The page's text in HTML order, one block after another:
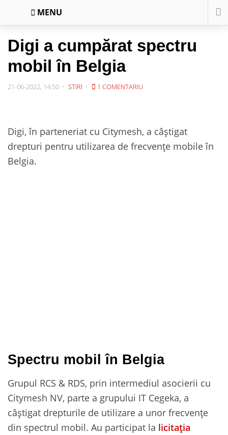
MENU
Digi a cumpărat spectru
mobil în Belgia
21-06-2022, 14:50 STIRI 1 COMENTARIU
Digi, în parteneriat cu Citymesh, a câștigat
drepturi pentru utilizarea de frecvențe mobile în
Belgia.
Spectru mobil în Belgia
Grupul RCS & RDS, prin intermediul asocierii cu
Citymesh NV, parte a grupului IT Cegeka, a
câștigat drepturile de utilizare a unor frecvențe
din spectrul mobil. Au participat la licitația